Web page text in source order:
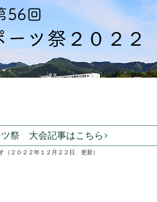
56回​
ツ祭２０２２
ツ祭 大会記事はこちら
（２０２２年１２月２２日 更新）